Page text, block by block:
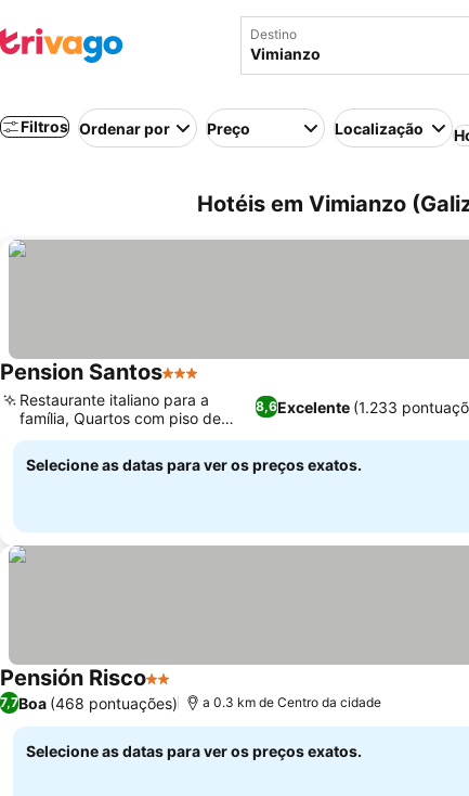
Destino
Filtros Ordenar por Preço Localização
Hotéis em Vimianzo
Pension Santos3 Estrelas
8,6Excelente (1.233
Restaurante italiano para a
família, Quartos com piso de
madeira
Selecione as datas para ver os preços exatos.
Pensión Risco2 Estrelas
7,7Boa (468 pontuações) a 0.3 km de Centro da cidade
Selecione as datas para ver os preços exatos.